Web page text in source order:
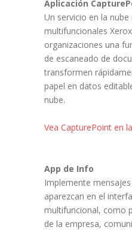
Aplicación
Un servicio en la
multifuncionales
organizaciones una
de escaneado de
transformen
papel en datos
nube.
Vea CapturePoint en
App de Info
Implemente
aparezcan en el
multifuncional, como
de la empresa,